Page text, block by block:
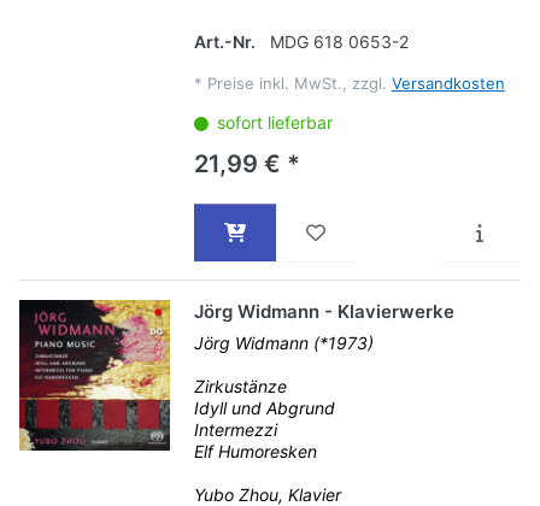
Art.-Nr. MDG 618 0653-2
* Preise inkl. MwSt., zzgl. Versandkosten
sofort lieferbar
21,99 € *
Jörg Widmann - Klavierwerke
Jörg Widmann (*1973)
Zirkustänze
Idyll und Abgrund
Intermezzi
Elf Humoresken
Yubo Zhou, Klavier